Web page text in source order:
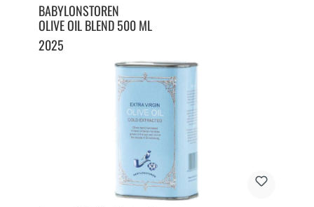
BABYLONSTOREN
OLIVE OIL BLEND 500 ML
2025